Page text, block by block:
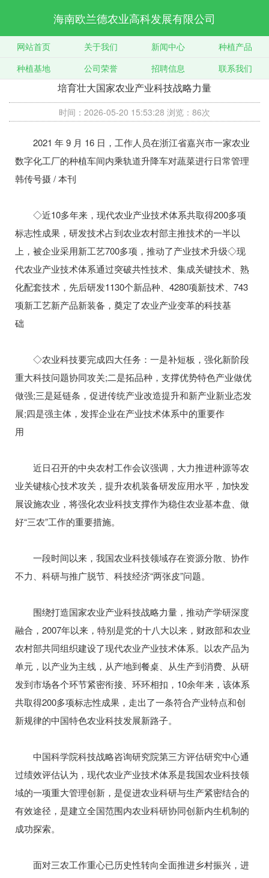
海南欧兰德农业高科发展有限公司
网站首页 关于我们 新闻中心
种植产品
种植基地
公司荣誉 招聘信息 联系我们
培育壮大国家农业产业科技战略力量
时间：2026-05-20 15:53:28 浏览：86次
2021 年 9 月 16 日，工作人员在浙江省嘉兴市一家农业
数字化工厂的种植车间内乘轨道升降车对蔬菜进行日常管理
韩传号摄 / 本刊
◇近10多年来，现代农业产业技术体系共取得200多项
标志性成果，研发技术占到农业农村部主推技术的一半以
上，被企业采用新工艺700多项，推动了产业技术升级◇现
代农业产业技术体系通过突破共性技术、集成关键技术、熟
化配套技术，先后研发1130个新品种、4280项新技术、743
项新工艺新产品新装备，奠定了农业产业变革的科技基
础
◇农业科技要完成四大任务：一是补短板，强化新阶段
重大科技问题协同攻关;二是拓品种，支撑优势特色产业做优
做强;三是延链条，促进传统产业改造提升和新产业新业态发
展;四是强主体，发挥企业在产业技术体系中的重要作
用
近日召开的中央农村工作会议强调，大力推进种源等农
业关键核心技术攻关，提升农机装备研发应用水平，加快发
展设施农业，将强化农业科技支撑作为稳住农业基本盘、做
好“三农”工作的重要措施。
一段时间以来，我国农业科技领域存在资源分散、协作
不力、科研与推广脱节、科技经济“两张皮”问题。
围绕打造国家农业产业科技战略力量，推动产学研深度
融合，2007年以来，特别是党的十八大以来，财政部和农业
农村部共同组织建设了现代农业产业技术体系。以农产品为
单元，以产业为主线，从产地到餐桌、从生产到消费、从研
发到市场各个环节紧密衔接、环环相扣，10余年来，该体系
共取得200多项标志性成果，走出了一条符合产业特点和创
新规律的中国特色农业科技发展新路子。
中国科学院科技战略咨询研究院第三方评估研究中心通
过绩效评估认为，现代农业产业技术体系是我国农业科技领
域的一项重大管理创新，是促进农业科研与生产紧密结合的
有效途径，是建立全国范围内农业科研协同创新内生机制的
成功探索。
面对三农工作重心已历史性转向全面推进乡村振兴，进